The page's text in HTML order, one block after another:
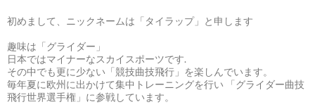
初めまして、ニックネームは「タイラップ」と申します
趣味は「グライダー」
日本ではマイナーなスカイスポーツです.
その中でも更に少ない「競技曲技飛行」を楽しんでいます。
毎年夏に欧州に出かけて集中トレーニングを行い 「グライダー曲技
飛行世界選手権」に参戦しています。